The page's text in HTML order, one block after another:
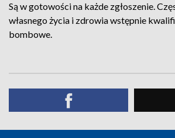
Są w gotowości na każde zgłoszenie.
własnego życia i zdrowia wstępnie
bombowe.